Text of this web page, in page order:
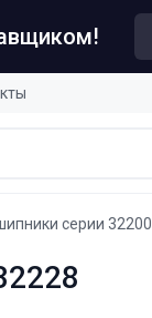
серии 32200